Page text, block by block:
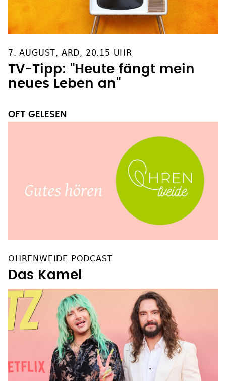
7. AUGUST, ARD, 20.15 UHR
TV-Tipp: "Heute fängt mein
neues Leben an"
OFT GELESEN
OHRENWEIDE PODCAST
Das Kamel